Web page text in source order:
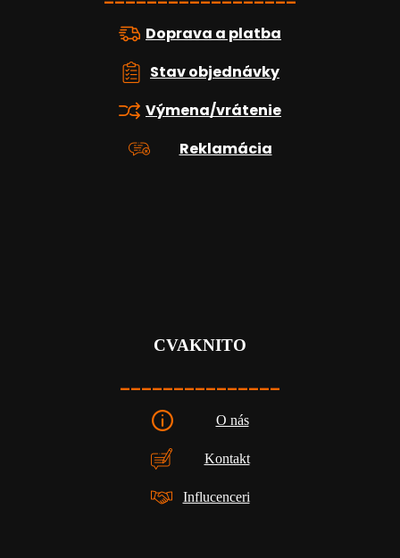
Doprava a platba
Stav objednávky
Výmena/vrátenie
Reklamácia
CVAKNITO
_______________
O nás
Kontakt
Influcenceri